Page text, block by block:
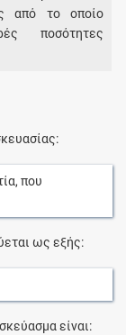
από το οποίο
ποσότητες
, που
ως εξής:
είναι: